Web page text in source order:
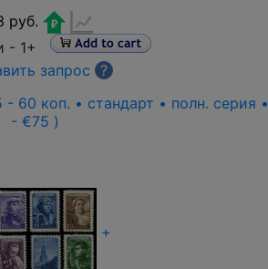
руб.
- 1+
запрос
?
- 60 коп. • стандарт • полн. серия •
- €75 )
+